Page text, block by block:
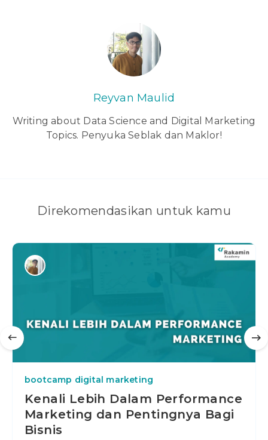
Reyvan Maulid
Writing about Data Science and Digital Marketing
Topics. Penyuka Seblak dan Maklor!
Direkomendasikan untuk kamu
bootcamp digital marketing
Kenali Lebih Dalam Performance
Marketing dan Pentingnya Bagi
Bisnis